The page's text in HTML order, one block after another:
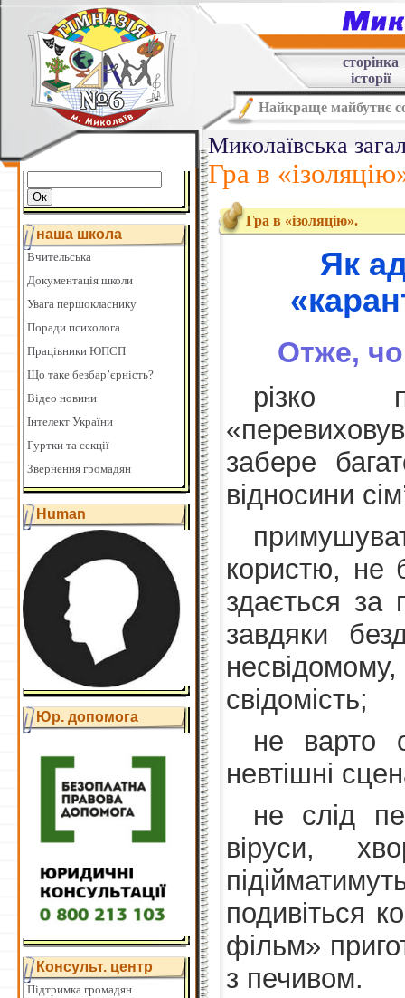
сторінка
історії
Найкраще майбутнє
наша школа
Вчительська
Документація школи
Увага першокласнику
Поради психолога
Працівники ЮПСП
Що таке безбар’єрність?
Відео новини
Інтелект України
Гуртки та секції
Звернення громадян
Human
Юр. допомога
Консульт. центр
Підтримка громадян
Миколаївська
Гра в
Гра в «ізоляцію».
Як
Отже,
різко
забере
відносини
користю, не
здається за
завдяки
свідомість;
не варто
невтішні
не слід
віруси,
подивіться
фільм»
з печивом.